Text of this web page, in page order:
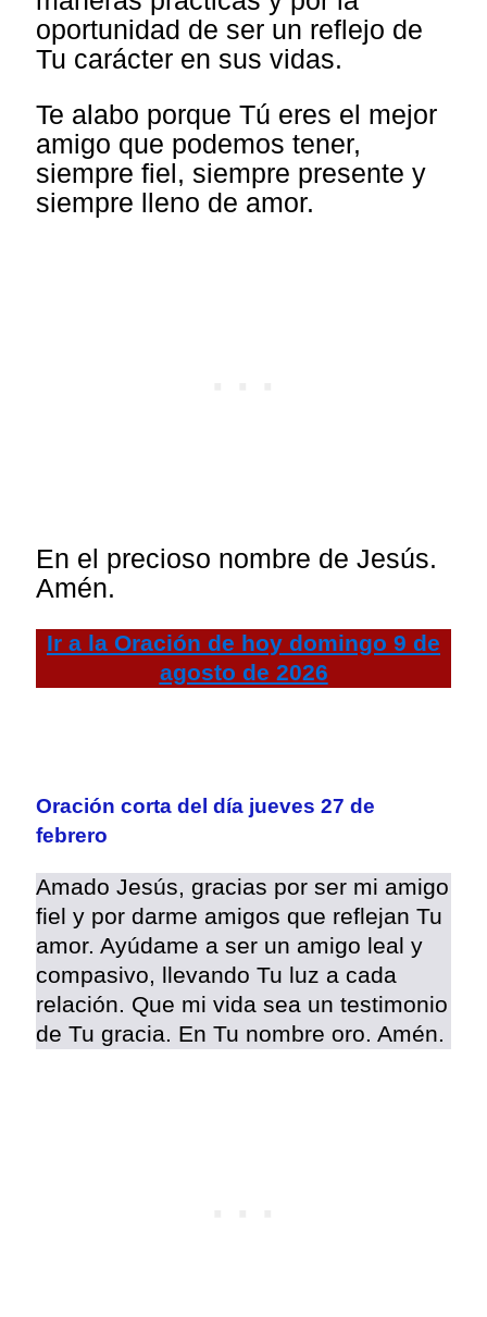
oportunidad de ser un reflejo de
Tu carácter en sus vidas.
Te alabo porque Tú eres el mejor
amigo que podemos tener,
siempre fiel, siempre presente y
siempre lleno de amor.
En el precioso nombre de Jesús.
Amén.
Ir a la Oración de hoy domingo 9 de
agosto de 2026
Oración corta del día jueves 27 de
febrero
Amado Jesús, gracias por ser mi amigo
fiel y por darme amigos que reflejan Tu
amor. Ayúdame a ser un amigo leal y
compasivo, llevando Tu luz a cada
relación. Que mi vida sea un testimonio
de Tu gracia. En Tu nombre oro. Amén.